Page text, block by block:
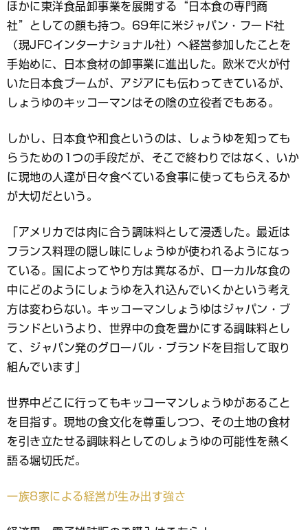
ほかに東洋食品卸事業を展開する“日本食の専門商
社”としての顔も持つ。69年に米ジャパン・フード社
（現JFCインターナショナル社）へ経営参加したことを
手始めに、日本食材の卸事業に進出した。欧米で火が付
いた日本食ブームが、アジアにも伝わってきているが、
しょうゆのキッコーマンはその陰の立役者でもある。
しかし、日本食や和食というのは、しょうゆを知っても
らうための1つの手段だが、そこで終わりではなく、いか
に現地の人達が日々食べている食事に使ってもらえるか
が大切だという。
「アメリカでは肉に合う調味料として浸透した。最近は
フランス料理の隠し味にしょうゆが使われるようになっ
ている。国によってやり方は異なるが、ローカルな食の
中にどのようにしょうゆを入れ込んでいくかという考え
方は変わらない。キッコーマンしょうゆはジャパン・ブ
ランドというより、世界中の食を豊かにする調味料とし
て、ジャパン発のグローバル・ブランドを目指して取り
組んでいます」
世界中どこに行ってもキッコーマンしょうゆがあること
を目指す。現地の食文化を尊重しつつ、その土地の食材
を引き立たせる調味料としてのしょうゆの可能性を熱く
語る堀切氏だ。
一族8家による経営が生み出す強さ